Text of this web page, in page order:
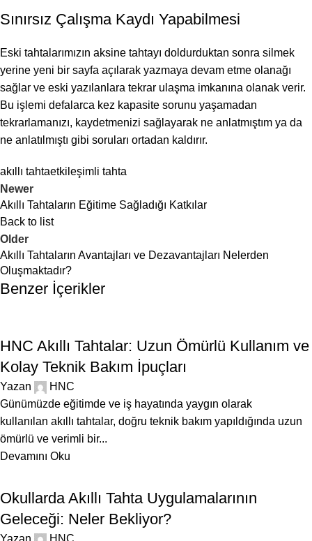
Sınırsız Çalışma Kaydı Yapabilmesi
Eski tahtalarımızın aksine tahtayı doldurduktan sonra silmek
yerine yeni bir sayfa açılarak yazmaya devam etme olanağı
sağlar ve eski yazılanlara tekrar ulaşma imkanına olanak verir.
Bu işlemi defalarca kez kapasite sorunu yaşamadan
tekrarlamanızı, kaydetmenizi sağlayarak ne anlatmıştım ya da
ne anlatılmıştı gibi soruları ortadan kaldırır.
akıllı tahtaetkileşimli tahta
Newer
Akıllı Tahtaların Eğitime Sağladığı Katkılar
Back to list
Older
Akıllı Tahtaların Avantajları ve Dezavantajları Nelerden
Oluşmaktadır?
Benzer İçerikler
HNC Akıllı Tahtalar: Uzun Ömürlü Kullanım ve
Kolay Teknik Bakım İpuçları
Yazan
HNC
Günümüzde eğitimde ve iş hayatında yaygın olarak
kullanılan akıllı tahtalar, doğru teknik bakım yapıldığında uzun
ömürlü ve verimli bir...
Devamını Oku
Okullarda Akıllı Tahta Uygulamalarının
Geleceği: Neler Bekliyor?
Yazan
HNC